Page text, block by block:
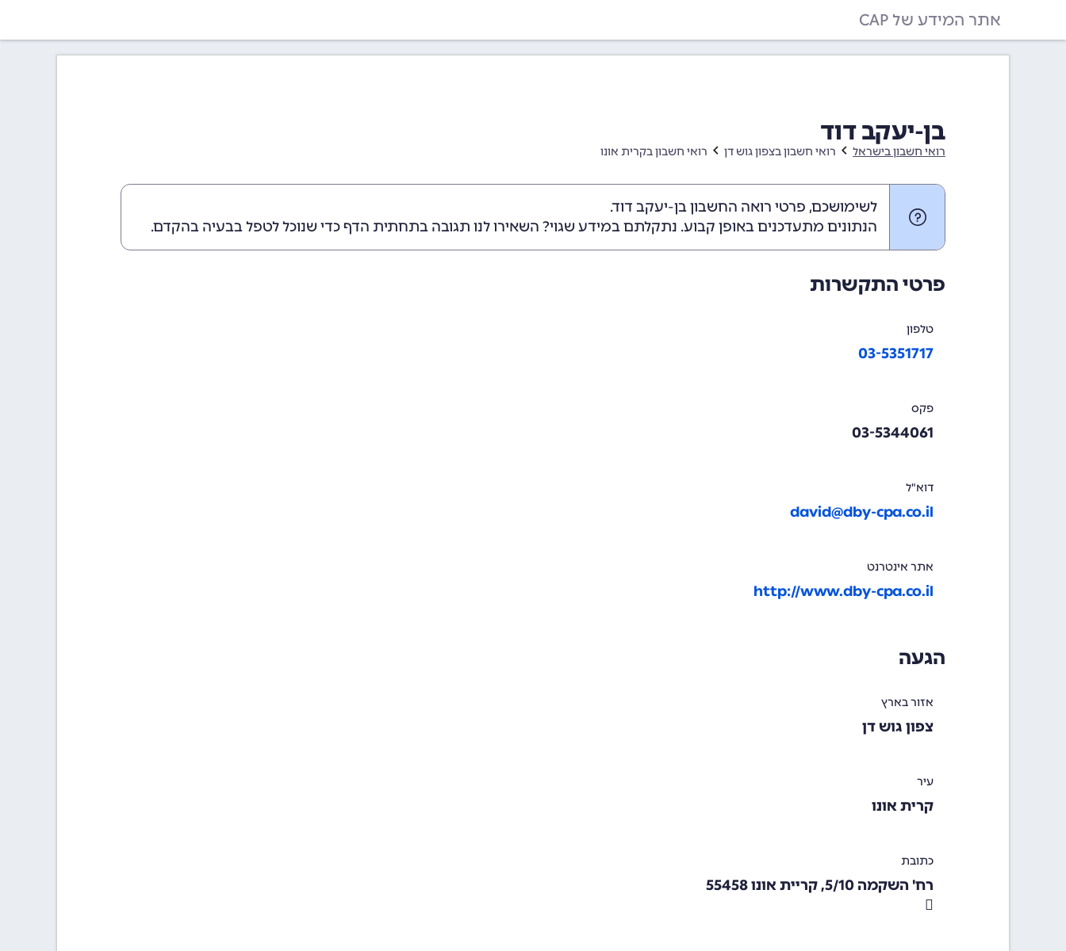
אתר המידע של CAP
בן-יעקב דוד
רואי חשבון בישראל רואי חשבון בצפון גוש דן רואי חשבון בקרית אונו
לשימושכם, פרטי רואה החשבון בן-יעקב דוד.
הנתונים מתעדכנים באופן קבוע. נתקלתם במידע שגוי? השאירו לנו תגובה בתחתית הדף כדי שנוכל לטפל בבעיה בהקדם.
פרטי התקשרות
טלפון
03-5351717
פקס
03-5344061
דוא"ל
david@dby-cpa.co.il
אתר אינטרנט
http://www.dby-cpa.co.il
הגעה
אזור בארץ
צפון גוש דן
עיר
קרית אונו
כתובת
רח' השקמה 5/10, קריית אונו 55458